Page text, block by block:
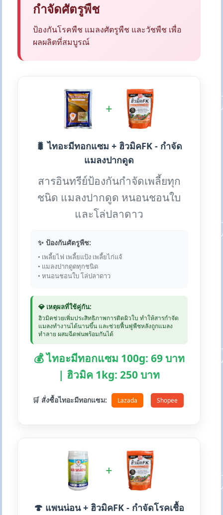
กำจัดศัตรูพืช
ป้องกันโรคพืช แมลงศัตรูพืช และวัชพืช เพื่อ
ผลผลิตที่สมบูรณ์
+
🐛 ไทอะมีทอกแซม + ฮิวมิคFK - กำจัด
แมลงปากดูด
สารอินทรีย์ป้องกันกำจัดเพลี้ยทุก
ชนิด แมลงปากดูด หนอนชอนใบ
และโล่ปลาดาว
✨ ป้องกันศัตรูพืช:
• เพลี้ยไฟ เพลี้ยแป้ง เพลี้ยไก่แจ้
• แมลงปากดูดทุกชนิด
• หนอนชอนใบ โล่ปลาดาว
💎 เหตุผลที่ใช้คู่กัน:
ฮิวมิคช่วยเพิ่มประสิทธิภาพการติดผิวใบ ทำให้สารกำจัด
แมลงทำงานได้นานขึ้น และช่วยฟื้นฟูพืชหลังถูกแมลง
ทำลาย ผสมฉีดพ่นพร้อมกันได้
💰 ไทอะมีทอกแซม 100g: 69 บาท
| ฮิวมิค 1kg: 250 บาท
🛒 สั่งซื้อไทอะมีทอกแซม: Lazada Shopee
+
🍄 แพนน่อน + ฮิวมิคFK - กำจัดโรคเชื้อ